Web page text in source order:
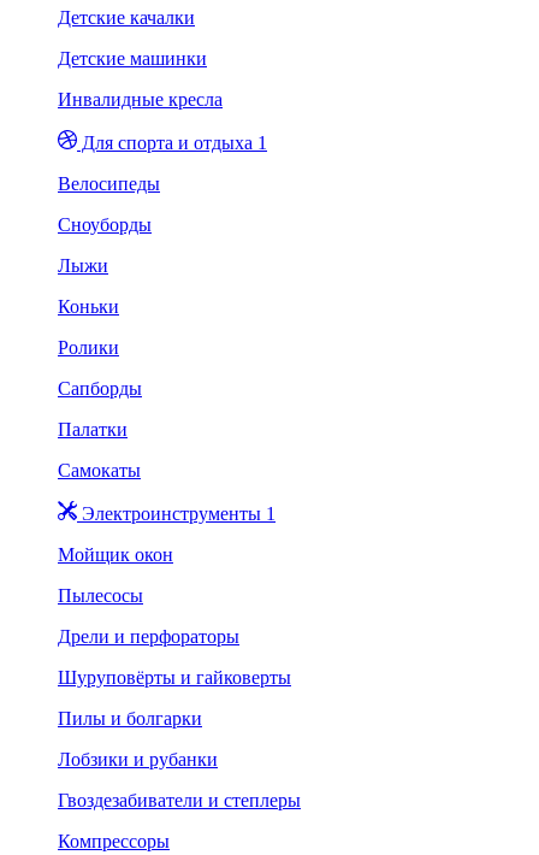
Детские качалки
Детские машинки
Инвалидные кресла
Для спорта и отдыха 1
Велосипеды
Сноуборды
Лыжи
Коньки
Ролики
Сапборды
Палатки
Самокаты
Электроинструменты 1
Мойщик окон
Пылесосы
Дрели и перфораторы
Шуруповёрты и гайковерты
Пилы и болгарки
Лобзики и рубанки
Гвоздезабиватели и степлеры
Компрессоры